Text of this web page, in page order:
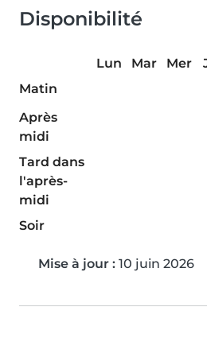
Disponibilité
Lun Mar Mer
Matin
Après
midi
Tard dans
l'après-
midi
Soir
Mise à jour : 10 juin 2026